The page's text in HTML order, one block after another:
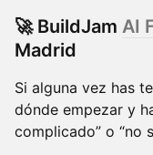
🚀 BuildJam AI
Madrid
Si alguna vez has
dónde empezar y
complicado” o “no